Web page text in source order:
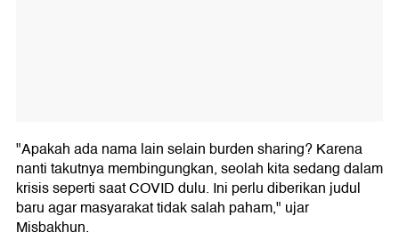
"Apakah ada nama lain selain burden sharing? Karena
nanti takutnya membingungkan, seolah kita sedang dalam
krisis seperti saat COVID dulu. Ini perlu diberikan judul
baru agar masyarakat tidak salah paham," ujar
Misbakhun.